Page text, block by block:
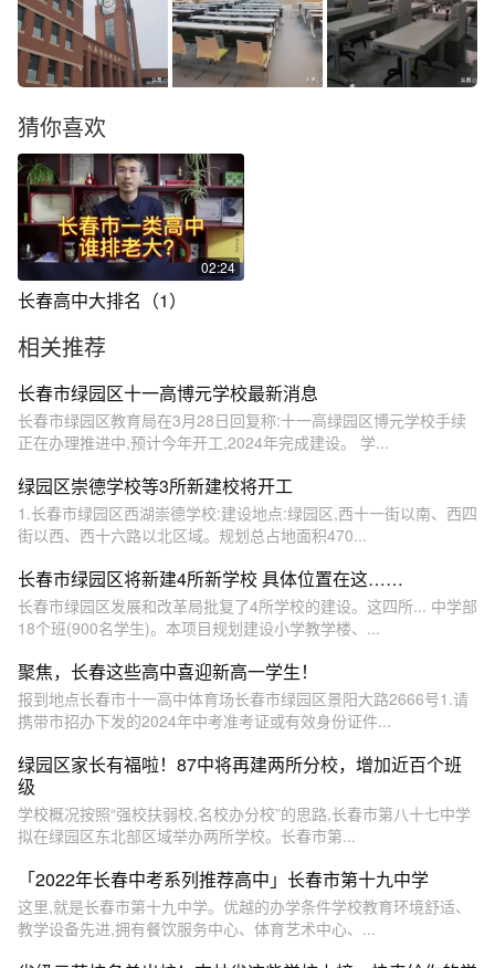
猜你喜欢
02:24
长春高中大排名（1）
相关推荐
长春市绿园区十一高博元学校最新消息
长春市绿园区教育局在3月28日回复称:十一高绿园区博元学校手续
正在办理推进中,预计今年开工,2024年完成建设。 学...
绿园区崇德学校等3所新建校将开工
1.长春市绿园区西湖崇德学校:建设地点:绿园区,西十一街以南、西四
街以西、西十六路以北区域。规划总占地面积470...
长春市绿园区将新建4所新学校 具体位置在这……
长春市绿园区发展和改革局批复了4所学校的建设。这四所... 中学部
18个班(900名学生)。本项目规划建设小学教学楼、...
聚焦，长春这些高中喜迎新高一学生！
报到地点长春市十一高中体育场长春市绿园区景阳大路2666号1.请
携带市招办下发的2024年中考准考证或有效身份证件...
绿园区家长有福啦！87中将再建两所分校，增加近百个班
级
学校概况按照“强校扶弱校,名校办分校”的思路,长春市第八十七中学
拟在绿园区东北部区域举办两所学校。长春市第...
「2022年长春中考系列推荐高中」长春市第十九中学
这里,就是长春市第十九中学。优越的办学条件学校教育环境舒适、
教学设备先进,拥有餐饮服务中心、体育艺术中心、...